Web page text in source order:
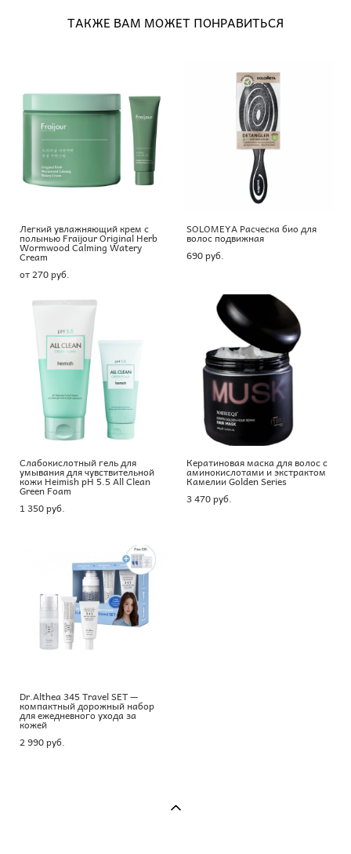
ТАКЖЕ ВАМ МОЖЕТ ПОНРАВИТЬСЯ
Легкий увлажняющий крем с
полынью Fraijour Original Herb
Wormwood Calming Watery
Cream
от 270 pуб.
SOLOMEYA Расческа био для
волос подвижная
690 pуб.
Слабокислотный гель для
умывания для чувствительной
кожи Heimish pH 5.5 All Clean
Green Foam
1 350 pуб.
Кератиновая маска для волос с
аминокислотами и экстрактом
Камелии Golden Series
3 470 pуб.
Dr.Althea 345 Travel SET —
компактный дорожный набор
для ежедневного ухода за
кожей
2 990 pуб.